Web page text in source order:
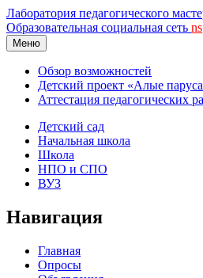
Лаборатория педагогического
Образовательная социальная сеть ns
Меню
Обзор возможностей
Детский проект «Алые
Аттестация педагогических
Детский сад
Начальная школа
Школа
НПО и СПО
ВУЗ
Навигация
Главная
Опросы